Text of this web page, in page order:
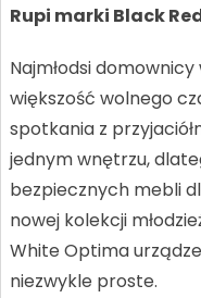
Rupi marki Black
Najmłodsi
większość wolnego
spotkania z
jednym wnętrzu,
bezpiecznych mebli
nowej kolekcji
White Optima
niezwykle proste.